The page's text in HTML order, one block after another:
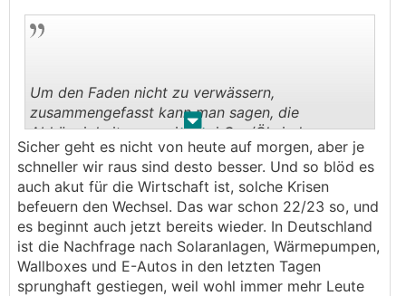
. .
Um den Faden nicht zu verwässern,
zusammengefasst kann man sagen, die
Abhängigkeiten speziell bei Gas/Öl sind enorm
und werden es auch die nächsten 10 Jahre +
bleiben.
Sicher geht es nicht von heute auf morgen, aber je
schneller wir raus sind desto besser. Und so blöd es
auch akut für die Wirtschaft ist, solche Krisen
befeuern den Wechsel. Das war schon 22/23 so, und
es beginnt auch jetzt bereits wieder. In Deutschland
ist die Nachfrage nach Solaranlagen, Wärmepumpen,
Wallboxes und E-Autos in den letzten Tagen
sprunghaft gestiegen, weil wohl immer mehr Leute